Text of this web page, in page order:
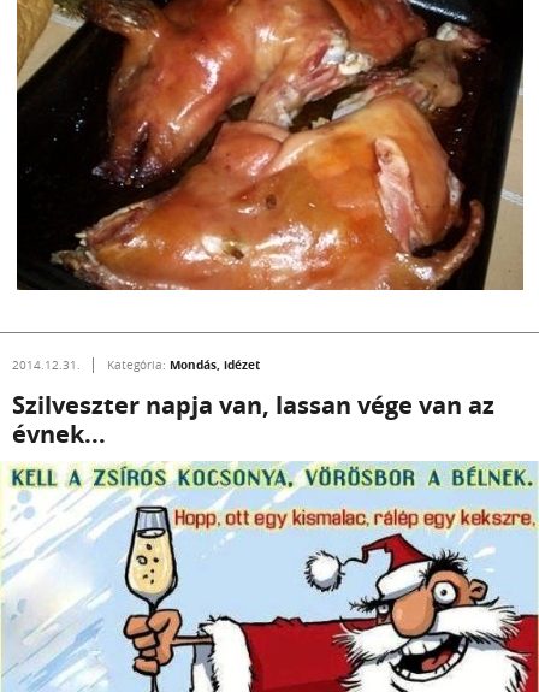
2014.12.31. Kategória: Mondás, idézet
Szilveszter napja van, lassan vége van az
évnek...